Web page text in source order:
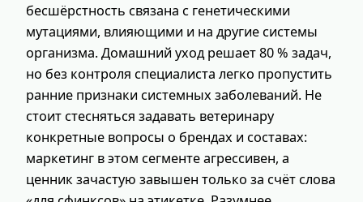
бесшёрстность связана с генетическими
мутациями, влияющими и на другие системы
организма. Домашний уход решает 80 % задач,
но без контроля специалиста легко пропустить
ранние признаки системных заболеваний. Не
стоит стесняться задавать ветеринару
конкретные вопросы о брендах и составах:
маркетинг в этом сегменте агрессивен, а
ценник зачастую завышен только за счёт слова